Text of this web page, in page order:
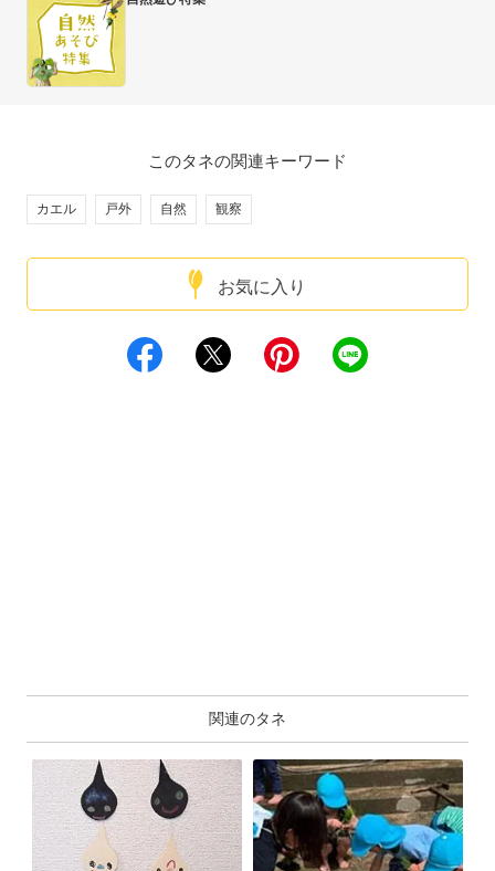
お気に入り
このタネの関連キーワード
カエル 戸外 自然 観察
関連のタネ